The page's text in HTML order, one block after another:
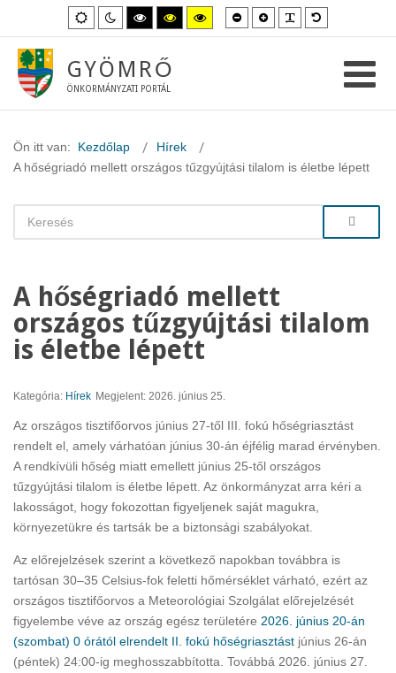
Alapértelmezett
mód
Éjszakai
mód
Magas
kontraszt
fekete-
mód.
Magas
kontraszt
fekete-
Magas
kontraszt
sárga-
Kisebb
betűméret
Nagyobb
betűméret
GYÖMRŐ
ÖNKORMÁNYZATI PORTÁL
Ön itt van: Kezdőlap
Hírek
A hőségriadó mellett országos tűzgyújtási tilalom is életbe lépett
A hőségriadó mellett
országos tűzgyújtási tilalom
is életbe lépett
Kategória: Hírek Megjelent: 2026. június 25.
Az országos tisztifőorvos június 27-től III. fokú hőségriasztást
rendelt el, amely várhatóan június 30-án éjfélig marad érvényben.
A rendkívüli hőség miatt emellett június 25-től országos
tűzgyújtási tilalom is életbe lépett. Az önkormányzat arra kéri a
lakosságot, hogy fokozottan figyeljenek saját magukra,
környezetükre és tartsák be a biztonsági szabályokat.
Az előrejelzések szerint a következő napokban továbbra is
tartósan 30–35 Celsius-fok feletti hőmérséklet várható, ezért az
országos tisztifőorvos a Meteorológiai Szolgálat előrejelzését
figyelembe véve az ország egész területére 2026. június 20-án
(szombat) 0 órától elrendelt II. fokú hőségriasztást június 26-án
(péntek) 24:00-ig meghosszabbította. Továbbá 2026. június 27.